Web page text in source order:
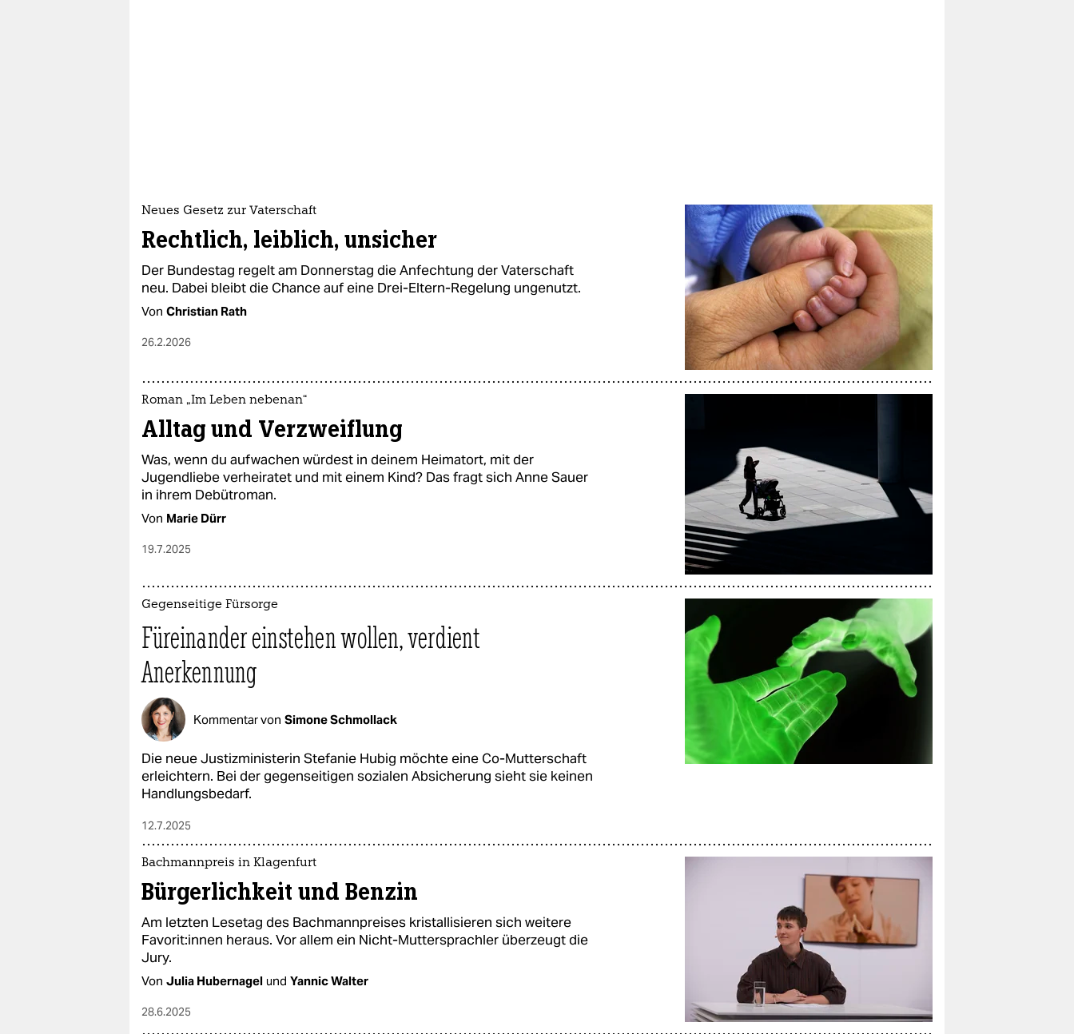
Neues Gesetz zur Vaterschaft
Rechtlich, leiblich, unsicher
Der Bundestag regelt am Donnerstag die Anfechtung der Vaterschaft
neu. Dabei bleibt die Chance auf eine Drei-Eltern-Regelung ungenutzt.
Von Christian Rath
26.2.2026
Roman „Im Leben nebenan“
Alltag und Verzweiflung
Was, wenn du aufwachen würdest in deinem Heimatort, mit der
Jugendliebe verheiratet und mit einem Kind? Das fragt sich Anne Sauer
in ihrem Debütroman.
Von Marie Dürr
19.7.2025
Gegenseitige Fürsorge
Füreinander einstehen wollen, verdient
Anerkennung
Kommentar von Simone Schmollack
Die neue Justizministerin Stefanie Hubig möchte eine Co-Mutterschaft
erleichtern. Bei der gegenseitigen sozialen Absicherung sieht sie keinen
Handlungsbedarf.
12.7.2025
Bachmannpreis in Klagenfurt
Bürgerlichkeit und Benzin
Am letzten Lesetag des Bachmannpreises kristallisieren sich weitere
Fa­vo­ri­t:in­nen heraus. Vor allem ein Nicht-Muttersprachler überzeugt die
Jury.
Von Julia Hubernagel und Yannic Walter
28.6.2025